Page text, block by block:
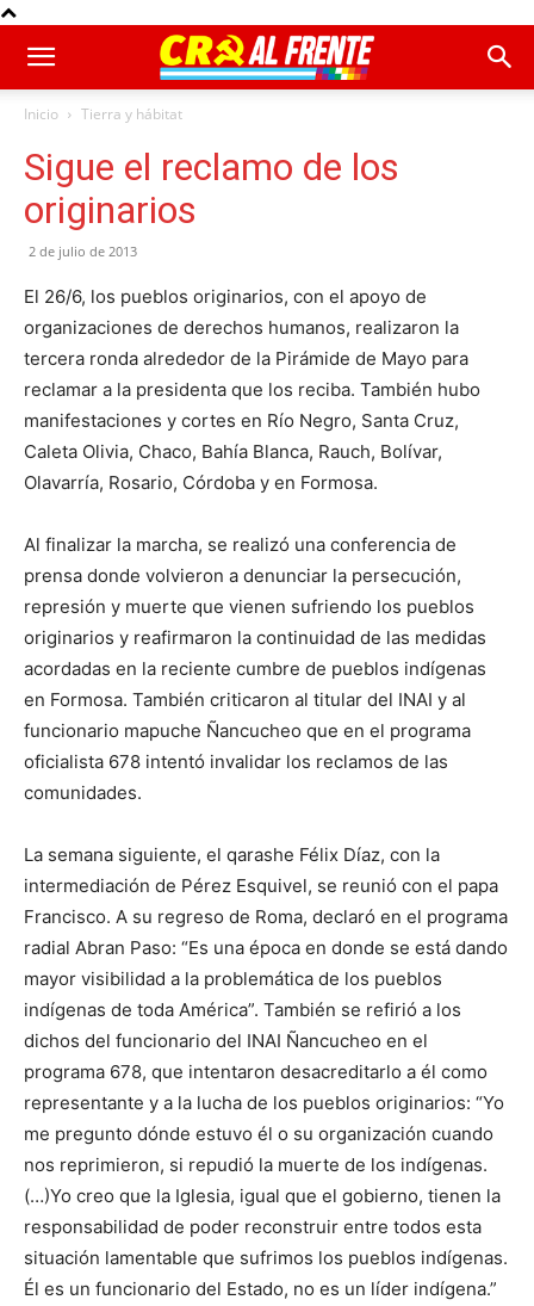
Inicio Tierra y hábitat
Sigue el reclamo de los
originarios
2 de julio de 2013
El 26/6, los pueblos originarios, con el apoyo de
organizaciones de derechos humanos, realizaron la
tercera ronda alrededor de la Pirámide de Mayo para
reclamar a la presidenta que los reciba. También hubo
manifestaciones y cortes en Río Negro, Santa Cruz,
Caleta Olivia, Chaco, Bahía Blanca, Rauch, Bolívar,
Olavarría, Rosario, Córdoba y en Formosa.
Al finalizar la marcha, se realizó una conferencia de
prensa donde volvieron a denunciar la persecución,
represión y muerte que vienen sufriendo los pueblos
originarios y reafirmaron la continuidad de las medidas
acordadas en la reciente cumbre de pueblos indígenas
en Formosa. También criticaron al titular del INAI y al
funcionario mapuche Ñancucheo que en el programa
oficialista 678 intentó invalidar los reclamos de las
comunidades.
La semana siguiente, el qarashe Félix Díaz, con la
intermediación de Pérez Esquivel, se reunió con el papa
Francisco. A su regreso de Roma, declaró en el programa
radial Abran Paso: “Es una época en donde se está dando
mayor visibilidad a la problemática de los pueblos
indígenas de toda América”. También se refirió a los
dichos del funcionario del INAI Ñancucheo en el
programa 678, que intentaron desacreditarlo a él como
representante y a la lucha de los pueblos originarios: “Yo
me pregunto dónde estuvo él o su organización cuando
nos reprimieron, si repudió la muerte de los indígenas.
(…)Yo creo que la Iglesia, igual que el gobierno, tienen la
responsabilidad de poder reconstruir entre todos esta
situación lamentable que sufrimos los pueblos indígenas.
Él es un funcionario del Estado, no es un líder indígena.”